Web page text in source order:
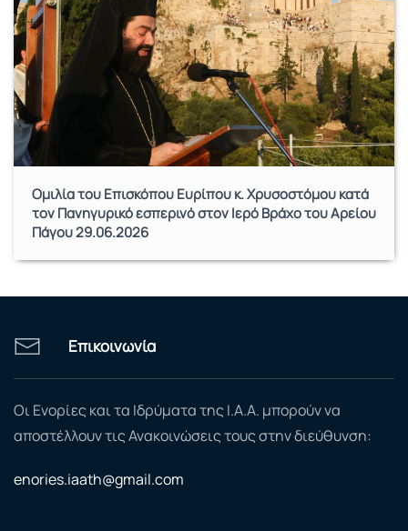
Ομιλία του Επισκόπου Ευρίπου κ. Χρυσοστόμου κατά
τον Πανηγυρικό εσπερινό στον Ιερό Βράχο του Αρείου
Πάγου 29.06.2026
Επικοινωνία
Οι Ενορίες και τα Ιδρύματα της Ι.Α.Α. μπορούν να
αποστέλλουν τις Ανακοινώσεις τους στην διεύθυνση:
enories.iaath@gmail.com